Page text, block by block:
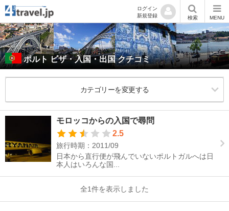
ログイン
新規登録
検索 MENU
ポルト ビザ・入国・出国 クチコミ
カテゴリーを変更する
モロッコからの入国で尋問
2.5
旅行時期：2011/09
日本から直行便が飛んでいないポルトガルへは日
本人はいろんな国...
全1件を表示しました